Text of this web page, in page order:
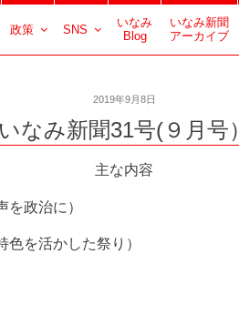
政策 SNS
いなみ
Blog
いなみ新聞
アーカイブ
2019年9月8日
いなみ新聞31号(９月号）
主な内容
を政治に）
色を活かした祭り）